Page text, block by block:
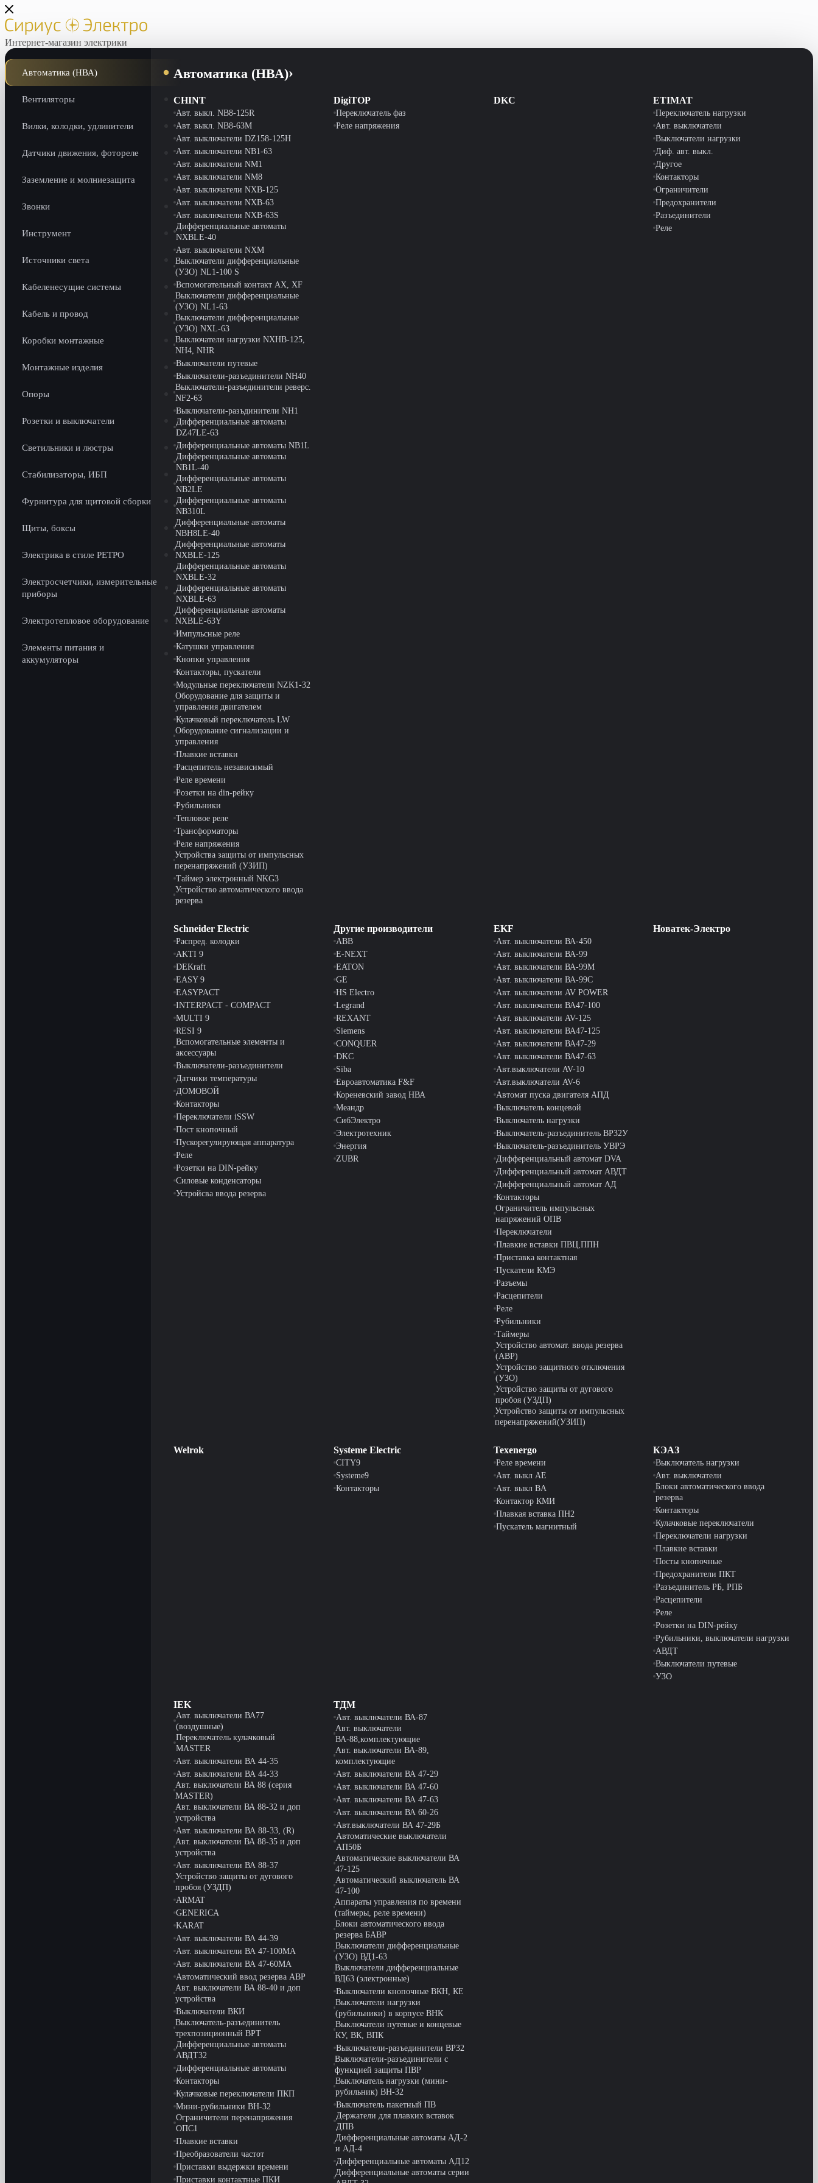
Интернет-магазин электрики
Автоматика (НВА)
Вентиляторы
Вилки, колодки, удлинители
Датчики движения, фотореле
Заземление и молниезащита
Звонки
Инструмент
Источники света
Кабеленесущие системы
Кабель и провод
Коробки монтажные
Монтажные изделия
Опоры
Розетки и выключатели
Светильники и люстры
Стабилизаторы, ИБП
Фурнитура для щитовой сборки
Щиты, боксы
Электрика в стиле РЕТРО
Электросчетчики, измерительные
приборы
Электротепловое оборудование
Элементы питания и
аккумуляторы
Автоматика (НВА)
CHINT
Авт. выкл. NB8-125R
Авт. выкл. NB8-63M
Авт. выключатели DZ158-125H
Авт. выключатели NB1-63
Авт. выключатели NM1
Авт. выключатели NM8
Авт. выключатели NXB-125
Авт. выключатели NXB-63
Авт. выключатели NXB-63S
Дифференциальные автоматы
NXBLE-40
Авт. выключатели NXM
Выключатели дифференциальные
(УЗО) NL1-100 S
Вспомогательный контакт АХ, XF
Выключатели дифференциальные
(УЗО) NL1-63
Выключатели дифференциальные
(УЗО) NXL-63
Выключатели нагрузки NXHB-125,
NH4, NHR
Выключатели путевые
Выключатели-разъединители NH40
Выключатели-разъединители реверс.
NF2-63
Выключатели-разъдинители NH1
Дифференциальные автоматы
DZ47LE-63
Дифференциальные автоматы NB1L
Дифференциальные автоматы
NB1L-40
Дифференциальные автоматы
NB2LE
Дифференциальные автоматы
NB310L
Дифференциальные автоматы
NBH8LE-40
Дифференциальные автоматы
NXBLE-125
Дифференциальные автоматы
NXBLE-32
Дифференциальные автоматы
NXBLE-63
Дифференциальные автоматы
NXBLE-63Y
Импульсные реле
Катушки управления
Кнопки управления
Контакторы, пускатели
Модульные переключатели NZK1-32
Оборудование для защиты и
управления двигателем
Кулачковый переключатель LW
Оборудование сигнализации и
управления
Плавкие вставки
Расцепитель независимый
Реле времени
Розетки на din-рейку
Рубильники
Тепловое реле
Трансформаторы
Реле напряжения
Устройства защиты от импульсных
перенапряжений (УЗИП)
Таймер электронный NKG3
Устройство автоматического ввода
резерва
DigiTOP
Переключатель фаз
Реле напряжения
DKC ETIMAT
Переключатель нагрузки
Авт. выключатели
Выключатели нагрузки
Диф. авт. выкл.
Другое
Контакторы
Ограничители
Предохранители
Разъединители
Реле
Schneider Electric
Распред. колодки
AKTI 9
DEKraft
EASY 9
EASYPACT
INTERPACT - COMPACT
MULTI 9
RESI 9
Вспомогательные элементы и
аксессуары
Выключатели-разъединители
Датчики температуры
ДОМОВОЙ
Контакторы
Переключатели iSSW
Пост кнопочный
Пускорегулирующая аппаратура
Реле
Розетки на DIN-рейку
Силовые конденсаторы
Устройсва ввода резерва
Другие производители
ABB
E-NEXT
EATON
GE
HS Electro
Legrand
REXANT
Siemens
CONQUER
DKC
Siba
Евроавтоматика F&F
Кореневский завод НВА
Меандр
СибЭлектро
Электротехник
Энергия
ZUBR
EKF
Авт. выключатели ВА-450
Авт. выключатели ВА-99
Авт. выключатели ВА-99М
Авт. выключатели ВА-99С
Авт. выключатели AV POWER
Авт. выключатели ВА47-100
Авт. выключатели AV-125
Авт. выключатели ВА47-125
Авт. выключатели ВА47-29
Авт. выключатели ВА47-63
Авт.выключатели AV-10
Авт.выключатели AV-6
Автомат пуска двигателя АПД
Выключатель концевой
Выключатель нагрузки
Выключатель-разъединитель ВР32У
Выключатель-разъединитель УВРЭ
Дифференциальный автомат DVA
Дифференциальный автомат АВДТ
Дифференциальный автомат АД
Контакторы
Ограничитель импульсных
напряжений ОПВ
Переключатели
Плавкие вставки ПВЦ,ППН
Приставка контактная
Пускатели КМЭ
Разъемы
Расцепители
Реле
Рубильники
Таймеры
Устройство автомат. ввода резерва
(АВР)
Устройство защитного отключения
(УЗО)
Устройство защиты от дугового
пробоя (УЗДП)
Устройство защиты от импульсных
перенапряжений(УЗИП)
Новатек-Электро
Welrok Systeme Electric
CITY9
Systeme9
Контакторы
Texenergo
Реле времени
Авт. выкл AE
Авт. выкл BA
Контактор КМИ
Плавкая вставка ПН2
Пускатель магнитный
КЭАЗ
Выключатель нагрузки
Авт. выключатели
Блоки автоматического ввода
резерва
Контакторы
Кулачковые переключатели
Переключатели нагрузки
Плавкие вставки
Посты кнопочные
Предохранители ПКТ
Разъединитель РБ, РПБ
Расцепители
Реле
Розетки на DIN-рейку
Рубильники, выключатели нагрузки
АВДТ
Выключатели путевые
УЗО
IEK
Авт. выключатели ВА77
(воздушные)
Переключатель кулачковый
MASTER
Авт. выключатели ВА 44-35
Авт. выключатели ВА 44-33
Авт. выключатели ВА 88 (серия
MASTER)
Авт. выключатели ВА 88-32 и доп
устройства
Авт. выключатели ВА 88-33, (R)
Авт. выключатели ВА 88-35 и доп
устройства
Авт. выключатели ВА 88-37
Устройство защиты от дугового
пробоя (УЗДП)
ARMAT
GENERICA
KARAT
Авт. выключатели ВА 44-39
Авт. выключатели ВА 47-100MA
Авт. выключатели ВА 47-60MA
Автоматический ввод резерва АВР
Авт. выключатели ВА 88-40 и доп
устройства
Выключатели ВКИ
Выключатель-разъединитель
трехпозиционный ВРТ
Дифференциальные автоматы
АВДТ32
Дифференциальные автоматы
Контакторы
Кулачковые переключатели ПКП
Мини-рубильники ВН-32
Ограничители перенапряжения
ОПС1
Плавкие вставки
Преобразователи частот
Приставки выдержки времени
Приставки контактные ПКИ
ТДМ
Авт. выключатели ВА-87
Авт. выключатели
ВА-88,комплектующие
Авт. выключатели ВА-89,
комплектующие
Авт. выключатели ВА 47-29
Авт. выключатели ВА 47-60
Авт. выключатели ВА 47-63
Авт. выключатели ВА 60-26
Авт.выключатели ВА 47-29Б
Автоматические выключатели
АП50Б
Автоматические выключатели ВА
47-125
Автоматический выключатель ВА
47-100
Аппараты управления по времени
(таймеры, реле времени)
Блоки автоматического ввода
резерва БАВР
Выключатели дифференциальные
(УЗО) ВД1-63
Выключатели дифференциальные
ВД63 (электронные)
Выключатели кнопочные ВКН, КЕ
Выключатели нагрузки
(рубильники) в корпусе ВНК
Выключатели путевые и концевые
КУ, ВК, ВПК
Выключатели-разъединители ВР32
Выключатели-разъединители с
функцией защиты ПВР
Выключатель нагрузки (мини-
рубильник) ВН-32
Выключатель пакетный ПВ
Держатели для плавких вставок
ДПВ
Дифференциальные автоматы АД-2
и АД-4
Дифференциальные автоматы АД12
Дифференциальные автоматы серии